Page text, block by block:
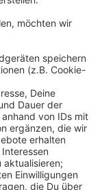
nur sehr
kaum Firmen
und weil
Diese
und jetzt
Der
im Januar